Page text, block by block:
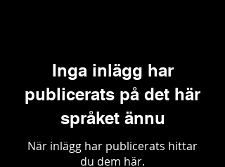
Inga inlägg har
publicerats på det här
språket ännu
När inlägg har publicerats hittar
du dem här.